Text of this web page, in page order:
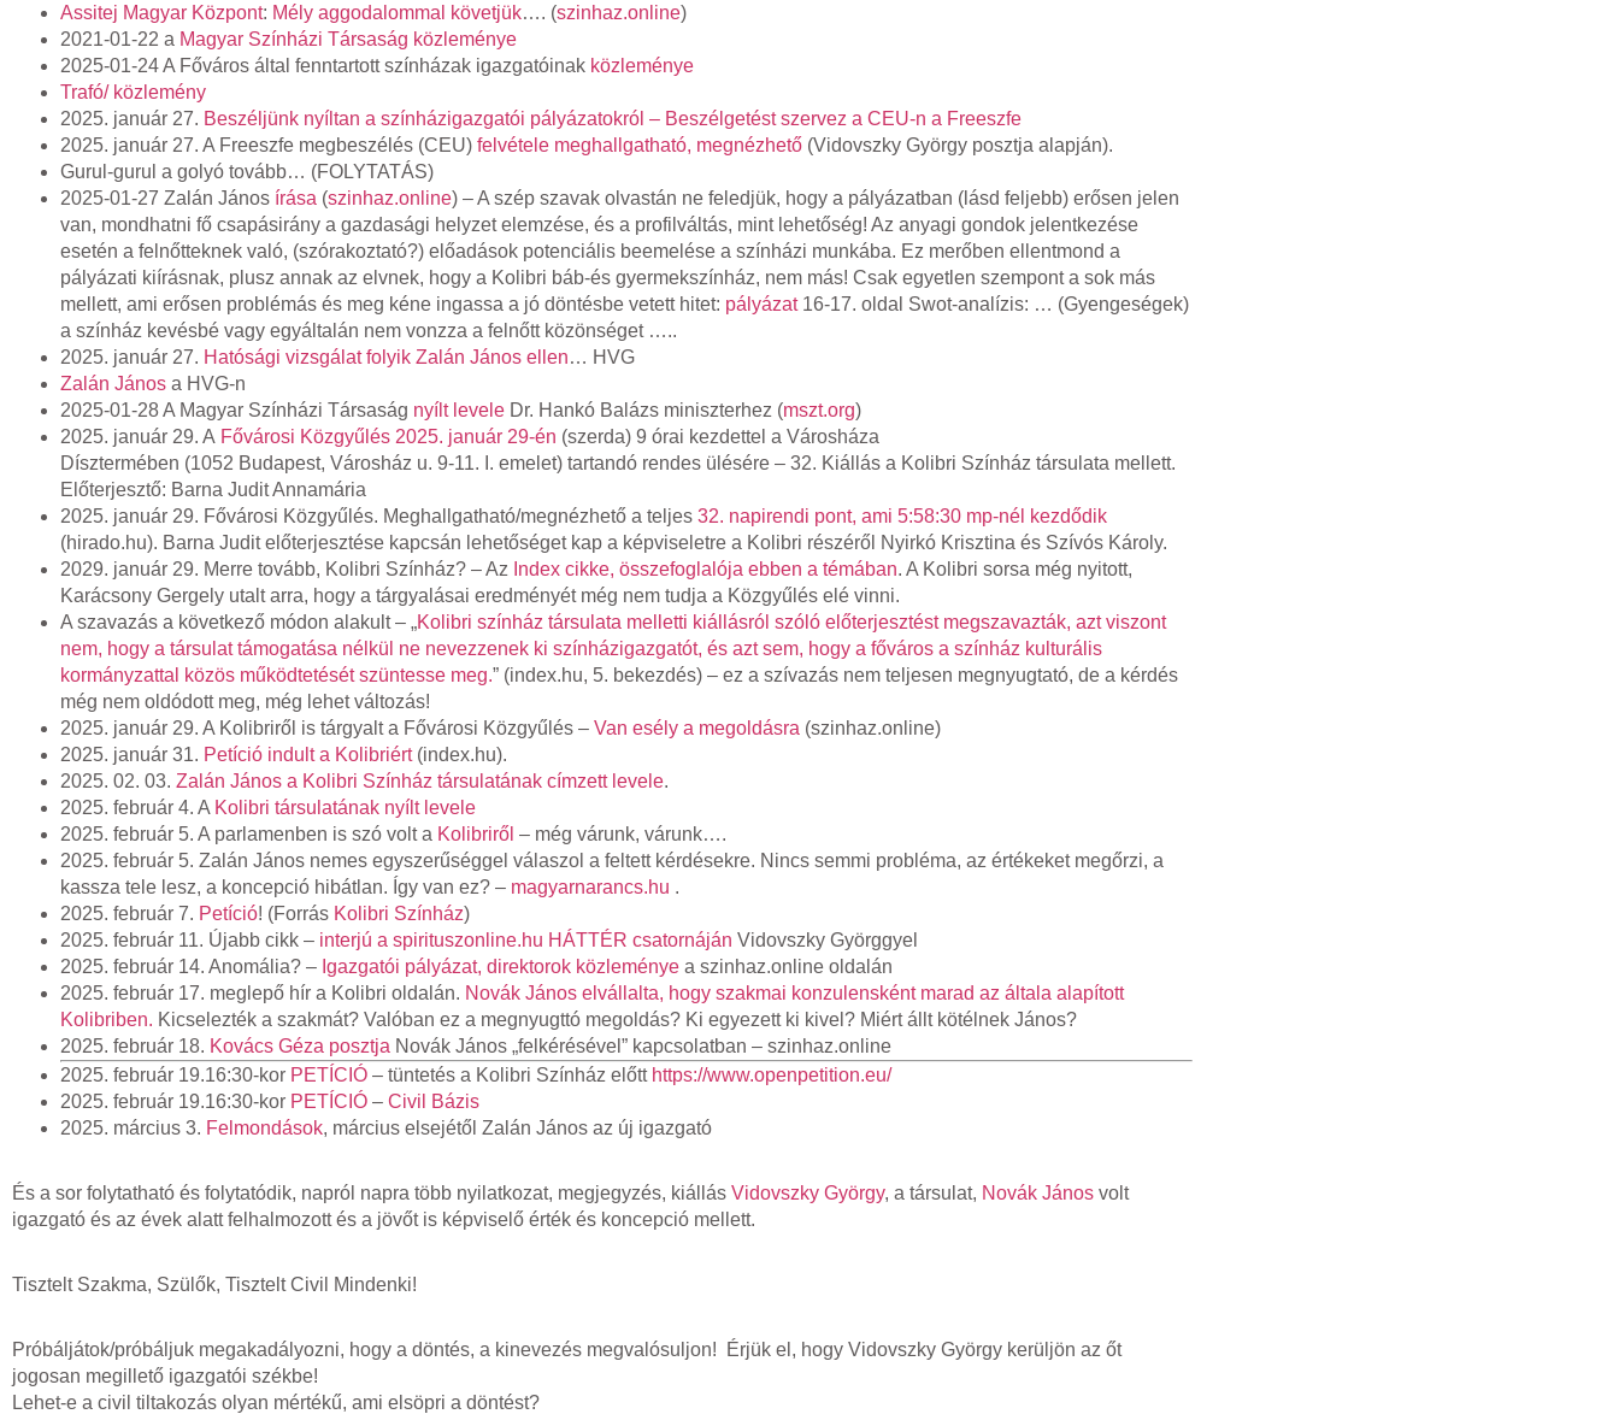
Assitej Magyar Központ: Mély aggodalommal követjük…. (szinhaz.online)
2021-01-22 a Magyar Színházi Társaság közleménye
2025-01-24 A Főváros által fenntartott színházak igazgatóinak közleménye
Trafó/ közlemény
2025. január 27. Beszéljünk nyíltan a színházigazgatói pályázatokról – Beszélgetést szervez a CEU-n a Freeszfe
2025. január 27. A Freeszfe megbeszélés (CEU) felvétele meghallgatható, megnézhető (Vidovszky György posztja alapján).
Gurul-gurul a golyó tovább… (FOLYTATÁS)
2025-01-27 Zalán János írása (szinhaz.online) – A szép szavak olvastán ne feledjük, hogy a pályázatban (lásd feljebb) erősen jelen
van, mondhatni fő csapásirány a gazdasági helyzet elemzése, és a profilváltás, mint lehetőség! Az anyagi gondok jelentkezése
esetén a felnőtteknek való, (szórakoztató?) előadások potenciális beemelése a színházi munkába. Ez merőben ellentmond a
pályázati kiírásnak, plusz annak az elvnek, hogy a Kolibri báb-és gyermekszínház, nem más! Csak egyetlen szempont a sok más
mellett, ami erősen problémás és meg kéne ingassa a jó döntésbe vetett hitet: pályázat16-17. oldal Swot-analízis: … (Gyengeségek)
a színház kevésbé vagy egyáltalán nem vonzza a felnőtt közönséget …..
2025. január 27. Hatósági vizsgálat folyik Zalán János ellen… HVG
Zalán János a HVG-n
2025-01-28 A Magyar Színházi Társaság nyílt levele Dr. Hankó Balázs miniszterhez (mszt.org)
2025. január 29. A Fővárosi Közgyűlés 2025. január 29-én (szerda) 9 órai kezdettel a Városháza
Dísztermében (1052 Budapest, Városház u. 9-11. I. emelet) tartandó rendes ülésére – 32. Kiállás a Kolibri Színház társulata mellett.
Előterjesztő: Barna Judit Annamária
2025. január 29. Fővárosi Közgyűlés. Meghallgatható/megnézhető a teljes 32. napirendi pont, ami 5:58:30 mp-nél kezdődik
(hirado.hu). Barna Judit előterjesztése kapcsán lehetőséget kap a képviseletre a Kolibri részéről Nyirkó Krisztina és Szívós Károly.
2029. január 29. Merre tovább, Kolibri Színház? – Az Index cikke, összefoglalója ebben a témában. A Kolibri sorsa még nyitott,
Karácsony Gergely utalt arra, hogy a tárgyalásai eredményét még nem tudja a Közgyűlés elé vinni.
A szavazás a következő módon alakult – „Kolibri színház társulata melletti kiállásról szóló előterjesztést megszavazták, azt viszont
nem, hogy a társulat támogatása nélkül ne nevezzenek ki színházigazgatót, és azt sem, hogy a főváros a színház kulturális
kormányzattal közös működtetését szüntesse meg.” (index.hu, 5. bekezdés) – ez a szívazás nem teljesen megnyugtató, de a kérdés
még nem oldódott meg, még lehet változás!
2025. január 29. A Kolibriről is tárgyalt a Fővárosi Közgyűlés – Van esély a megoldásra (szinhaz.online)
2025. január 31. Petíció indult a Kolibriért(index.hu).
2025. 02. 03. Zalán János a Kolibri Színház társulatának címzett levele.
2025. február 4. A Kolibri társulatának nyílt levele
2025. február 5. A parlamenben is szó volt a Kolibriről – még várunk, várunk….
2025. február 5. Zalán János nemes egyszerűséggel válaszol a feltett kérdésekre. Nincs semmi probléma, az értékeket megőrzi, a
kassza tele lesz, a koncepció hibátlan. Így van ez? – magyarnarancs.hu .
2025. február 7. Petíció! (Forrás Kolibri Színház)
2025. február 11. Újabb cikk – interjú a spirituszonline.hu HÁTTÉR csatornáján Vidovszky Györggyel
2025. február 14. Anomália? – Igazgatói pályázat, direktorok közleménye a szinhaz.online oldalán
2025. február 17. meglepő hír a Kolibri oldalán. Novák János elvállalta, hogy szakmai konzulensként marad az általa alapított
Kolibriben. Kicselezték a szakmát? Valóban ez a megnyugttó megoldás? Ki egyezett ki kivel? Miért állt kötélnek János?
2025. február 18. Kovács Géza posztja Novák János „felkérésével” kapcsolatban – szinhaz.online
2025. február 19.16:30-kor PETÍCIÓ – tüntetés a Kolibri Színház előtt https://www.openpetition.eu/
2025. február 19.16:30-kor PETÍCIÓ – Civil Bázis
2025. március 3. Felmondások, március elsejétől Zalán János az új igazgató
És a sor folytatható és folytatódik, napról napra több nyilatkozat, megjegyzés, kiállás Vidovszky György, a társulat, Novák János volt
igazgató és az évek alatt felhalmozott és a jövőt is képviselő érték és koncepció mellett.
Tisztelt Szakma, Szülők, Tisztelt Civil Mindenki!
Próbáljátok/próbáljuk megakadályozni, hogy a döntés, a kinevezés megvalósuljon! Érjük el, hogy Vidovszky György kerüljön az őt
jogosan megillető igazgatói székbe!
Lehet-e a civil tiltakozás olyan mértékű, ami elsöpri a döntést?